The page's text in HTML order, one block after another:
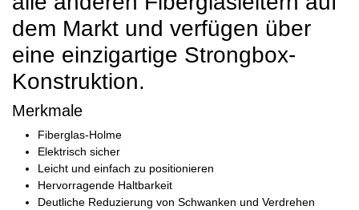
dem Markt und verfügen über
eine einzigartige Strongbox-
Konstruktion.
Merkmale
Fiberglas-Holme
Elektrisch sicher
Leicht und einfach zu positionieren
Hervorragende Haltbarkeit
Deutliche Reduzierung von Schwanken und Verdrehen